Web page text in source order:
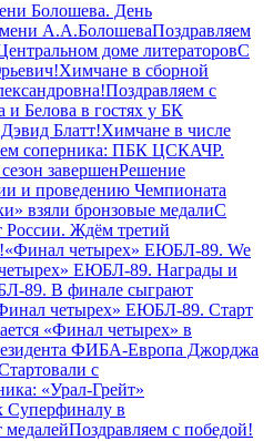
Болошева. День
А.А.БолошеваПоздравляем
доме литераторовС
Химчане в сборной
Поздравляем с
Белова в гостях у БК
Блатт!Химчане в числе
соперника: ПБК ЦСКАЧР.
завершенРешение
и проведению Чемпионата
взяли бронзовые медалиС
России. Ждём третий
«Финал четырех» ЕЮБЛ-89. We
ЕЮБЛ-89. Награды и
89. В финале сыграют
четырех» ЕЮБЛ-89. Старт
«Финал четырех» в
ФИБА-Европа Джорджа
с
«Урал-Грейт»
в
Поздравляем с победой!